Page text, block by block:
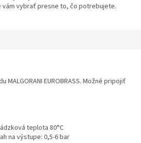
vám vybrať presne to, čo potrebujete.
MALGORANI EUROBRASS. Možné pripojiť
teplota 80°C
na výstupe: 0,5-6 bar